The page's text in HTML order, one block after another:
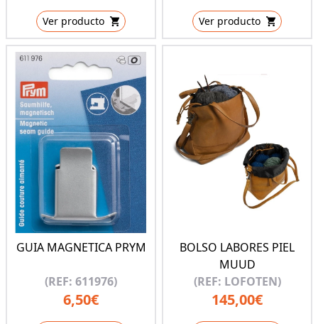
Ver producto Ver producto
GUIA MAGNETICA PRYM
(REF: 611976)
6,50€
BOLSO LABORES PIEL
MUUD
(REF: LOFOTEN)
145,00€